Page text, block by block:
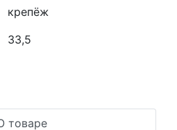
крепёж
33,5
товаре